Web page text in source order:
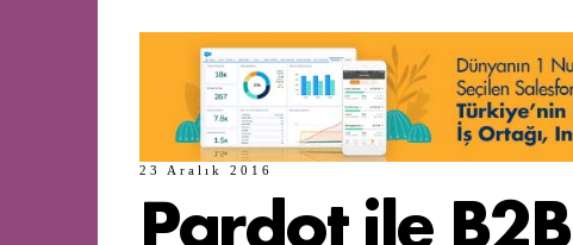
23 Aralık 2016
Pardot ile B2B